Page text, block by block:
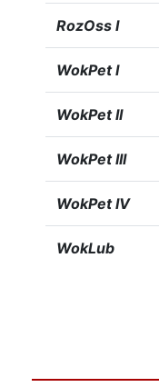
RozOss I
WokPet I
WokPet II
WokPet III
WokPet IV
WokLub